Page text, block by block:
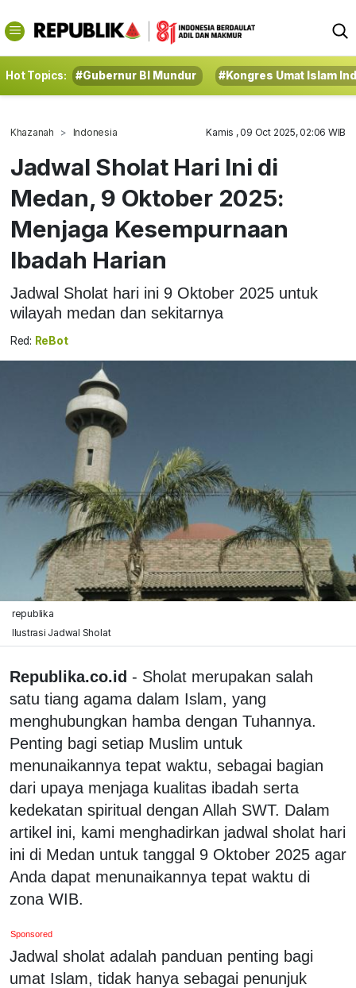
Hot Topics: #Gubernur BI Mundur #Kongres Umat Islam
Khazanah Indonesia Kamis , 09 Oct 2025, 02:06 WIB
Jadwal Sholat Hari Ini di
Medan, 9 Oktober 2025:
Menjaga Kesempurnaan
Ibadah Harian
Jadwal Sholat hari ini 9 Oktober 2025 untuk
wilayah medan dan sekitarnya
Red: ReBot
republika
Ilustrasi Jadwal Sholat
Republika.co.id - Sholat merupakan salah
satu tiang agama dalam Islam, yang
menghubungkan hamba dengan Tuhannya.
Penting bagi setiap Muslim untuk
menunaikannya tepat waktu, sebagai bagian
dari upaya menjaga kualitas ibadah serta
kedekatan spiritual dengan Allah SWT. Dalam
artikel ini, kami menghadirkan jadwal sholat hari
ini di Medan untuk tanggal 9 Oktober 2025 agar
Anda dapat menunaikannya tepat waktu di
zona WIB.
Sponsored
Jadwal sholat adalah panduan penting bagi
umat Islam, tidak hanya sebagai penunjuk